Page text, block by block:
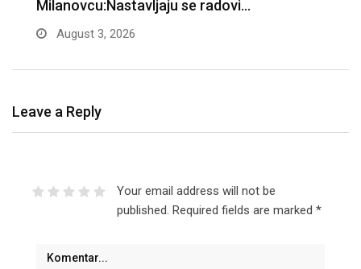
Milanovcu:Nastavljaju se radovi…
August 3, 2026
Leave a Reply
Your email address will not be
published. Required fields are marked *